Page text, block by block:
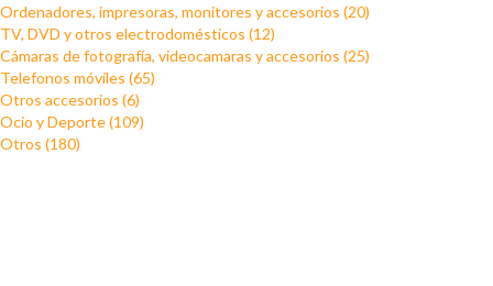
Ordenadores, impresoras, monitores y accesorios (20)
TV, DVD y otros electrodomésticos (12)
Cámaras de fotografía, videocamaras y accesorios (25)
Telefonos móviles (65)
Otros accesorios (6)
Ocio y Deporte (109)
Otros (180)